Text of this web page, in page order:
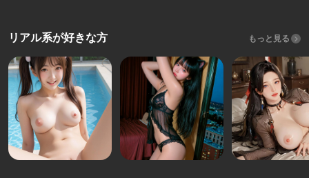
リアル系が好きな方 もっと見る